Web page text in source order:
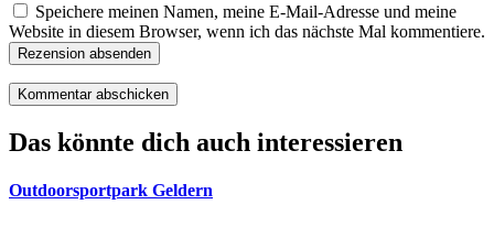
Speichere meinen Namen, meine E-Mail-Adresse und meine
Website in diesem Browser, wenn ich das nächste Mal kommentiere.
Rezension absenden
Das könnte dich auch interessieren
Outdoorsportpark Geldern